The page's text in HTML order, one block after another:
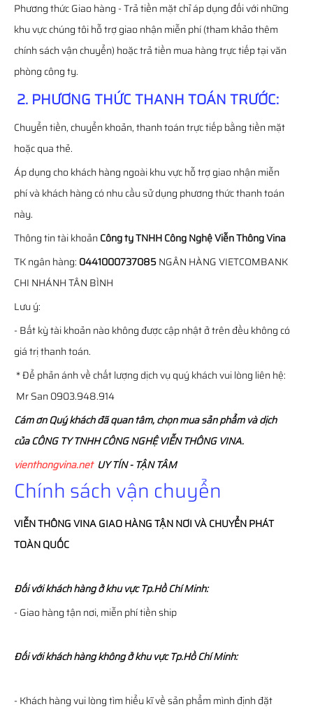
Phương thức Giao hàng - Trả tiền mặt chỉ áp dụng đối với những
khu vực chúng tôi hỗ trợ giao nhận miễn phí (tham khảo thêm
chính sách vận chuyển) hoặc trả tiền mua hàng trực tiếp tại văn
phòng công ty.
2. PHƯƠNG THỨC THANH TOÁN TRƯỚC:
Chuyển tiền, chuyển khoản, thanh toán trực tiếp bằng tiền mặt
hoặc qua thẻ.
Áp dụng cho khách hàng ngoài khu vực hỗ trợ giao nhận miễn
phí và khách hàng có nhu cầu sử dụng phương thức thanh toán
này.
Thông tin tài khoảnCông ty TNHH Công Nghệ Viễn Thông Vina
TK ngân hàng: 0441000737085NGÂN HÀNG VIETCOMBANK
CHI NHÁNH TÂN BÌNH
Lưu ý:
- Bất kỳ tài khoản nào không được cập nhật ở trên đều không có
giá trị thanh toán.
* Để phản ánh về chất lượng dịch vụ quý khách vui lòng liên hệ:
Mr San 0903.948.914
Cám ơn Quý khách đã quan tâm, chọn mua sản phẩm và dịch
của CÔNG TY TNHH CÔNG NGHỆ VIỄN THÔNG VINA.
vienthongvina.netUY TÍN - TẬN TÂM
Chính sách vận chuyển
VIỄN THÔNGVINAGIAO HÀNG TẬN NƠI VÀ CHUYỂN PHÁT
TOÀN QUỐC
Đối với khách hàng ở khu vực Tp.Hồ Chí Minh:
- Giao hàng tận nơi, miễn phí tiền ship
Đối với khách hàng không ở khu vực Tp.Hồ Chí Minh:
- Khách hàng vui lòng tìm hiểu kĩ về sản phẩm mình định đặt